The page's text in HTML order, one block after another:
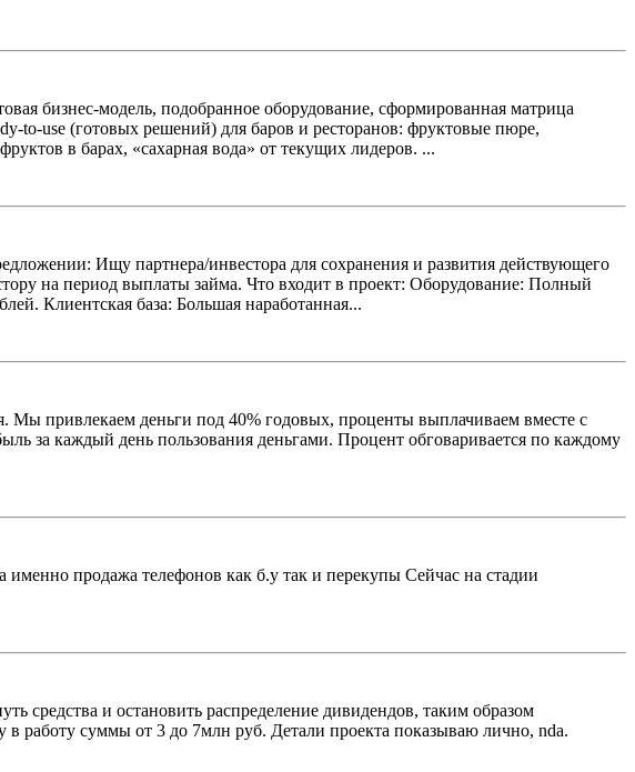
бизнес-модель, подобранное оборудование, сформированная матрица
use (готовых решений) для баров и ресторанов: фруктовые пюре,
в барах, «сахарная вода» от текущих лидеров. ...
Ищу партнера/инвестора для сохранения и развития действующего
на период выплаты займа. Что входит в проект: Оборудование: Полный
Клиентская база: Большая наработанная...
Мы привлекаем деньги под 40% годовых, проценты выплачиваем вместе с
за каждый день пользования деньгами. Процент обговаривается по каждому
продажа телефонов как б.у так и перекупы Сейчас на стадии
средства и остановить распределение дивидендов, таким образом
работу суммы от 3 до 7млн руб. Детали проекта показываю лично, nda.